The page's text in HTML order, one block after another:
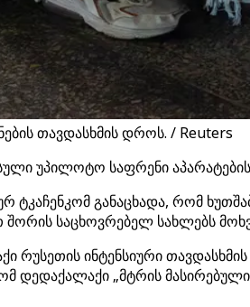
თავდასხმის დროს. / Reuters
უპილოტო საფრენი
განაცხადა, რომ
შორის საცხოვრებელ სახლებს
რუსეთის ინტენსიური
დედაქალაქი „მტრის მასირებული